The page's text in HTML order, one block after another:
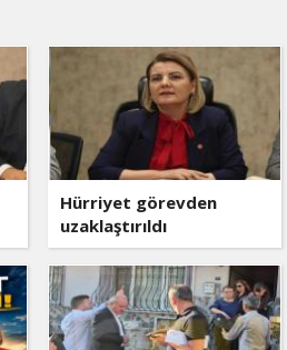
Hürriyet görevden
uzaklaştırıldı